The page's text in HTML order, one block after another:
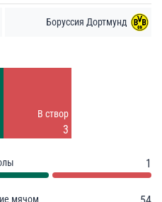
Боруссия Дортмунд
В створ
3
1
мячом